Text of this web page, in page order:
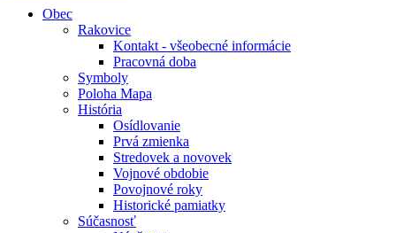
Obec
Rakovice
Kontakt - všeobecné informácie
Pracovná doba
Symboly
Poloha Mapa
História
Osídlovanie
Prvá zmienka
Stredovek a novovek
Vojnové obdobie
Povojnové roky
Historické pamiatky
Súčasnosť